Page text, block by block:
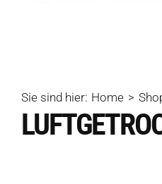
Sie sind hier: Home